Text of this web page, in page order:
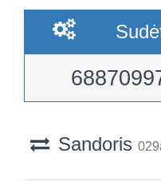
Sandoris